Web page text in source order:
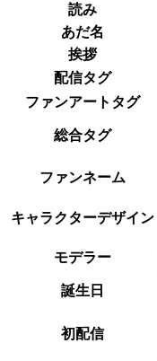
読み
あだ名
挨拶
配信タグ
ファンアートタグ
総合タグ
ファンネーム
キャラクターデザイン
モデラー
誕生日
初配信